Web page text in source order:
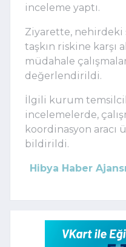
inceleme yaptı.
Ziyarette, nehirdeki
taşkın riskine karşı
müdahale
değerlendirildi.
İlgili kurum
incelemelerde,
koordinasyon
bildirildi.
Hibya Haber Ajansı